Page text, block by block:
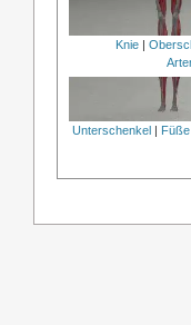
Knie |
Unterschenkel| Füße